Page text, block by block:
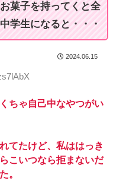
菓子を持ってくと全
学生になると・・・
2024.06.15
ちゃ自己中なやつがい
てたけど、私ははっき
こいつなら拒まないだ
。